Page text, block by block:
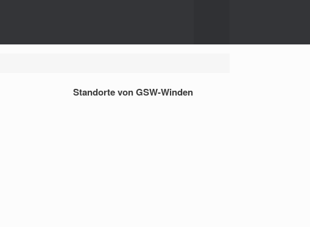
Standorte von GSW-Winden